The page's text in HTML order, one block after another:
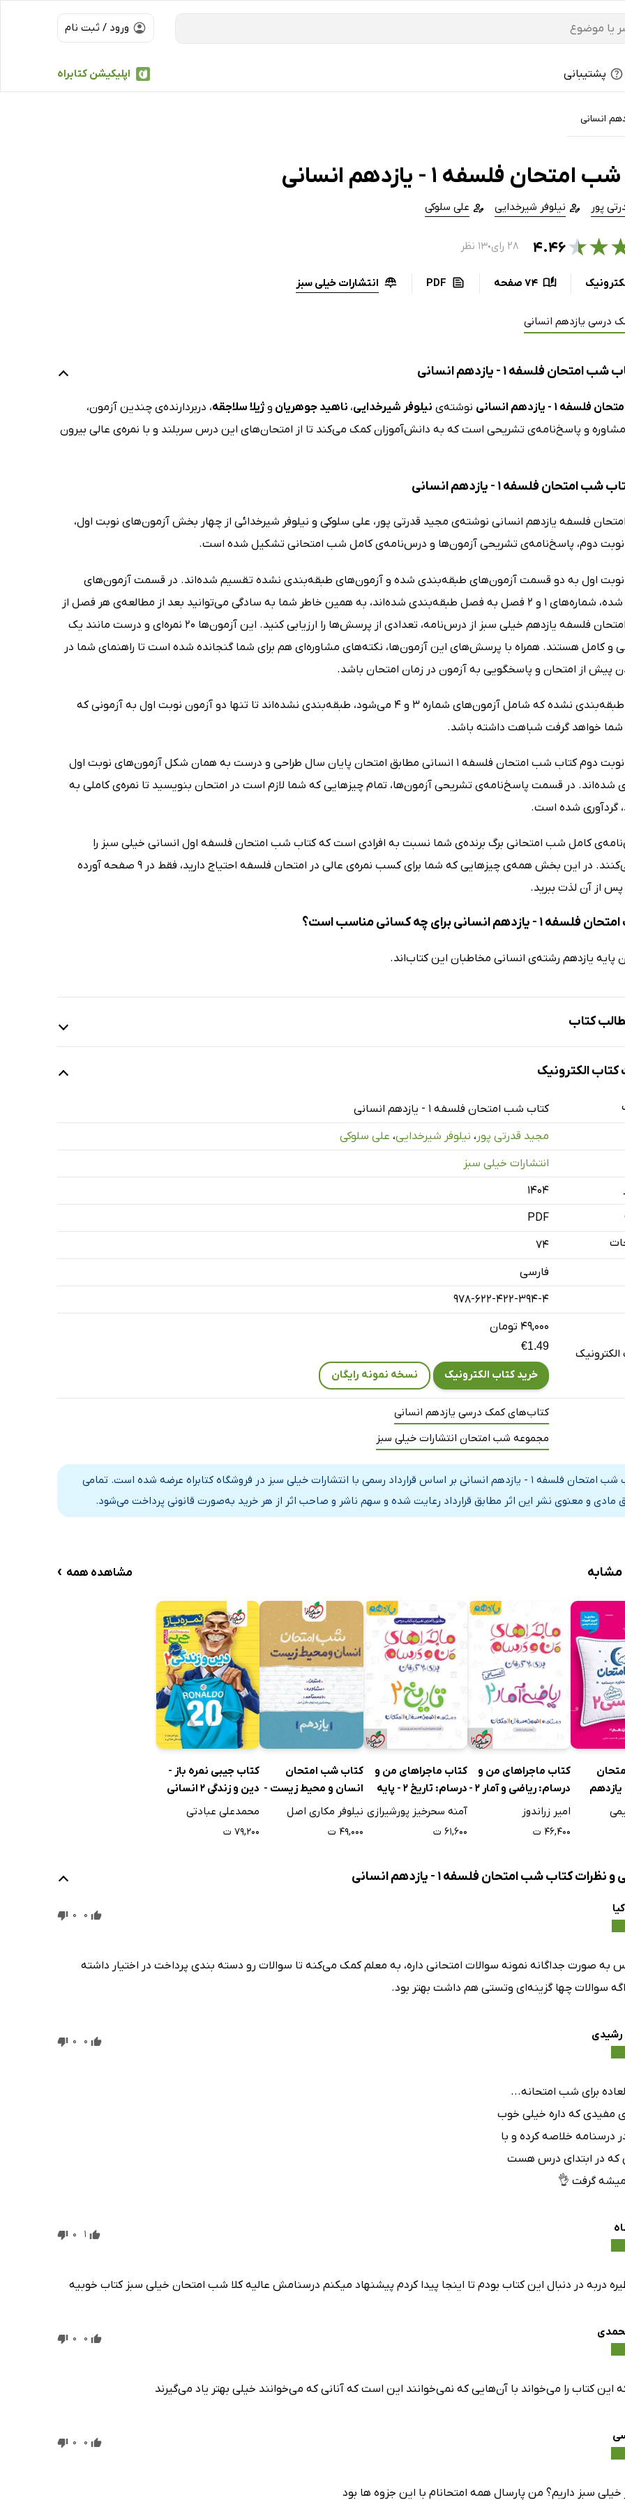
ورود / ثبت نام
اپلیکیشن کتابراه پشتیبانی
انسانی
فلسفه 1 - یازدهم انسانی
پور نیلوفر شیرخدایی علی سلوکی
★
★۴.۴۶ ۲۸ رای ●۱۳ نظر
74 صفحه PDF انتشارات خیلی سبز
درسی یازدهم انسانی
فلسفه 1 - یازدهم انسانی
فلسفه 1 - یازدهم انسانی نوشته‌ی نیلوفر شیرخدایی، ناهید جوهریان و ژیلا سلاجقه، دربردارنده‌ی چندین آزمون،
و پاسخ‌نامه‌ی تشریحی است که به دانش‌آموزان کمک می‌کند تا از امتحان‌های این درس سربلند و با نمره‌ی عالی بیرون
امتحان فلسفه 1 - یازدهم انسانی
فلسفه یازدهم انسانی نوشته‌ی مجید قدرتی پور، علی سلوکی و نیلوفر شیرخدائی از چهار بخش آزمون‌های نوبت اول،
دوم، پاسخ‌نامه‌ی تشریحی آزمون‌ها و درس‌نامه‌ی کامل شب امتحانی تشکیل شده است.
اول به دو قسمت آزمون‌های طبقه‌بندی شده و آزمون‌های طبقه‌بندی نشده تقسیم شده‌اند. در قسمت آزمون‌های
طبقه‌بندی شده، شماره‌های 1 و 2 فصل به فصل طبقه‌بندی شده‌اند، به همین خاطر شما به سادگی می‌توانید بعد از مطالعه‌ی هر فصل از
کتاب شب امتحان فلسفه یازدهم خیلی سبز از درس‌نامه، تعدادی از پرسش‌ها را ارزیابی کنید. این آزمون‌ها 20 نمره‌ای و درست مانند یک
و کامل هستند. همراه با پرسش‌های این آزمون‌ها، نکته‌های مشاوره‌ای هم برای شما گنجانده شده است تا راهنمای شما در
پیش از امتحان و پاسخگویی به آزمون در زمان امتحان باشد.
آزمون‌های طبقه‌بندی نشده که شامل آزمون‌های شماره 3 و 4 می‌شود، طبقه‌بندی نشده‌اند تا تنها دو آزمون نوبت اول به آزمونی که
شما خواهد گرفت شباهت داشته باشد.
آزمون‌های نوبت دوم کتاب شب امتحان فلسفه 1 انسانی مطابق امتحان پایان سال طراحی و درست به همان شکل آزمون‌های نوبت اول
شده‌اند. در قسمت پاسخ‌نامه‌ی تشریحی آزمون‌ها، تمام چیزهایی که شما لازم است در امتحان بنویسید تا نمره‌ی کاملی به
گردآوری شده است.
کامل شب امتحانی برگ برنده‌ی شما نسبت به افرادی است که کتاب شب امتحان فلسفه اول انسانی خیلی سبز را
مطالعه نمی‌کنند. در این بخش همه‌ی چیزهایی که شما برای کسب نمره‌ی عالی در امتحان فلسفه احتیاج دارید، فقط در 9 صفحه آورده
از آن لذت ببرید.
انسانی برای چه کسانی مناسب است؟
پایه یازدهم رشته‌ی انسانی مخاطبان این کتاب‌اند.
کتاب
مرور طلایی
الکترونیک
کتاب شب امتحان فلسفه 1 - یازدهم انسانی
مجید قدرتی پور ، نیلوفر شیرخدایی، علی سلوکی
انتشارات خیلی سبز
۱۴۰۴
PDF
74
فارسی
978-622-422-394-4
۴۹,۰۰۰ تومان
€1.49
خرید کتاب الکترونیک نسخه نمونه رایگان
کتاب‌های کمک درسی یازدهم انسانی
مجموعه شب امتحان انتشارات خیلی سبز
کتاب شب امتحان فلسفه 1 - یازدهم انسانی بر اساس قرارداد رسمی با انتشارات خیلی سبز در فروشگاه کتابراه عرضه شده است. تمامی
مادی و معنوی نشر این اثر مطابق قرارداد رعایت شده و سهم ناشر و صاحب اثر از هر خرید به‌صورت قانونی پرداخت می‌شود.
مشاهده همه ›
کتاب ماجراهای من و
درسام: ریاضی و آمار 2 -
پایه یازدهم
امیر زراندوز
۴۶,۴۰۰ ت
کتاب ماجراهای من و
درسام: تاریخ 2 - پایه
یازدهم
آمنه سحرخیز پورشیرازی
۶۱,۶۰۰ ت
کتاب شب امتحان
انسان و محیط زیست -
یازدهم
نیلوفر مکاری اصل
۴۹,۰۰۰ ت
کتاب جیبی نمره باز -
دین و زندگی 2 انسانی
محمدعلی عبادتی
۷۹,۲۰۰ ت
کتاب شب امتحان فلسفه 1 - یازدهم انسانی
0
0
به صورت جداگانه نمونه سوالات امتحانی داره، به معلم کمک می‌کنه تا سوالات رو دسته بندی پرداخت در اختیار داشته
سوالات چها گزینه‌ای وتستی هم داشت بهتر بود.
رشیدی 0
0
برای شب امتحانه...
مفیدی که داره خیلی خوب
درسنامه خلاصه کرده و با
که در ابتدای درس هست
میشه گرفت 👌
1
0
دربه در دنبال این کتاب بودم تا اینجا پیدا کردم ‌پیشنهاد میکنم درسنامش عالیه کلا شب امتحان خیلی سبز کتاب خوبیه
0
0
این کتاب را می‌خواند با آن‌هایی که نمی‌خوانند این است که آنانی که می‌خوانند خیلی بهتر یاد می‌گیرند
0
0
خیلی سبز داریم؟ من پارسال همه امتحانام با این جزوه ها بود